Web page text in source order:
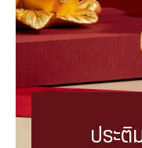
ประติ